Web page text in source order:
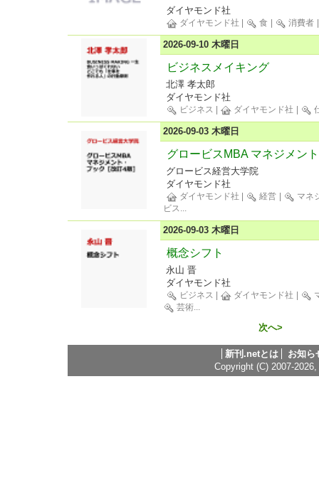
ダイヤモンド社
ダイヤモンド社 食 消費者
2026-09-10 木曜日
ビジネスメイキング
北澤 孝太郎
ダイヤモンド社
ビジネス ダイヤモンド社
2026-09-03 木曜日
グロービスMBA マネジメン
グロービス経営大学院
ダイヤモンド社
ダイヤモンド社 経営
マネ
ビス...
2026-09-03 木曜日
概念シフト
永山 晋
ダイヤモンド社
ビジネス ダイヤモンド社
芸術...
次へ>
新刊.netとは
お知ら
Copyright (C) 2007-2026,